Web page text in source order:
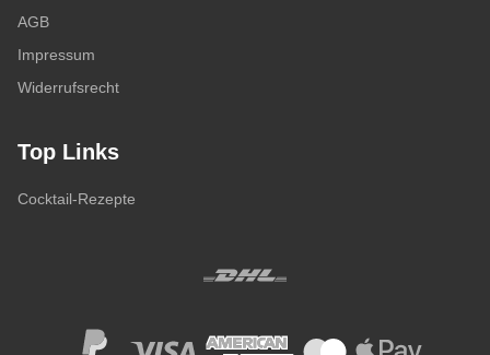
AGB
Impressum
Widerrufsrecht
Top Links
Cocktail-Rezepte